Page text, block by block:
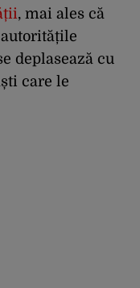
, mai ales că
deplasează cu
care le